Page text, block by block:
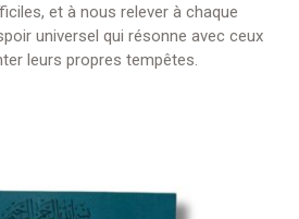
et à nous relever à chaque
universel qui résonne avec ceux
leurs propres tempêtes.